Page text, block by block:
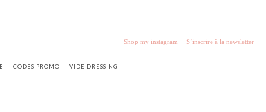
Shop my instagram S’inscrire à la newsletter
CODES PROMO VIDE DRESSING